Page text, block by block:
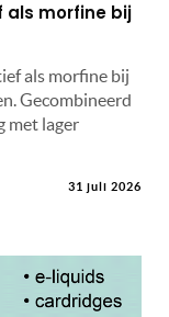
als morfine bij
als morfine bij
Gecombineerd
met lager
31 juli 2026